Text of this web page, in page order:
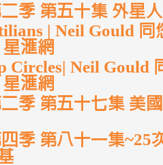
季 第五十集 外星
| Neil Gould 同
星滙網
Circles| Neil Gould
星滙網
季 第五十七集 美
季 第八十一集~25